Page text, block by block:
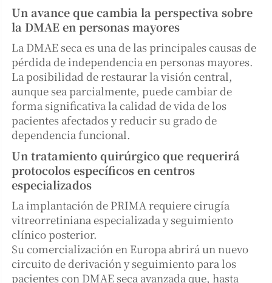
Un avance que cambia la perspectiva sobre
la DMAE en personas mayores
La DMAE seca es una de las principales causas de
pérdida de independencia en personas mayores.
La posibilidad de restaurar la visión central,
aunque sea parcialmente, puede cambiar de
forma significativa la calidad de vida de los
pacientes afectados y reducir su grado de
dependencia funcional.
Un tratamiento quirúrgico que requerirá
protocolos específicos en centros
especializados
La implantación de PRIMA requiere cirugía
vitreorretiniana especializada y seguimiento
clínico posterior.
Su comercialización en Europa abrirá un nuevo
circuito de derivación y seguimiento para los
pacientes con DMAE seca avanzada que, hasta